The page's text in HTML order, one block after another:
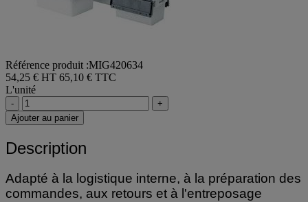
Référence produit :MIG420634
54,25 € HT 65,10 € TTC
L'unité
-
+
Ajouter au panier
Description
Adapté à la logistique interne, à la préparation des
commandes, aux retours et à l'entreposage